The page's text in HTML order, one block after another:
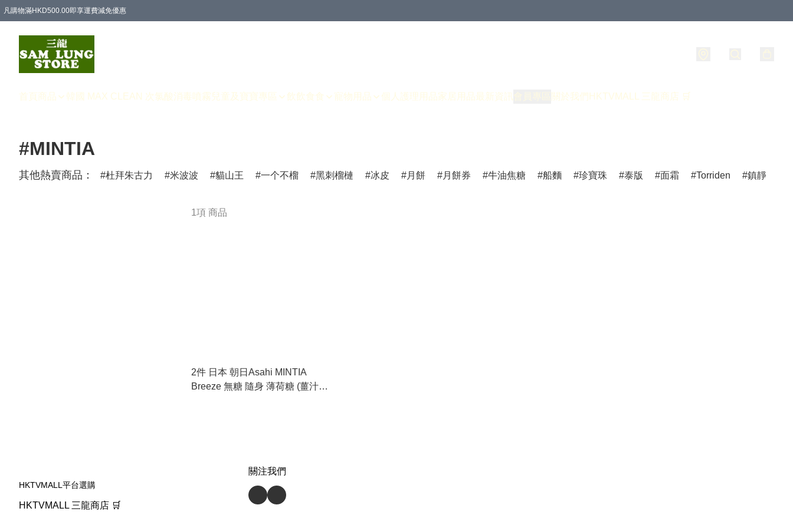
凡購物滿HKD500.00即享運費減免優惠
首頁 商品 韓國 MAX CLEAN 次氯酸消毒噴霧 兒童及寶寶專區 飲飲食食 寵物用品 個人護理用品家居用品 最新資訊 關於我們 HKTVMALL 三龍商店 🛒
#MINTIA
其他熱賣商品： 杜拜朱古力 米波波 貓山王 一个不榴 黑刺榴槤 冰皮 月餅 月餅券 牛油焦糖 船麵 珍寶珠 泰版 面霜 Torriden 鎮靜
1項 商品
2件 日本 朝日Asahi MINTIA
Breeze 無糖 隨身 薄荷糖 (薑汁檸
HKTVMALL平台選購
HKTVMALL 三龍商店 🛒
關注我們